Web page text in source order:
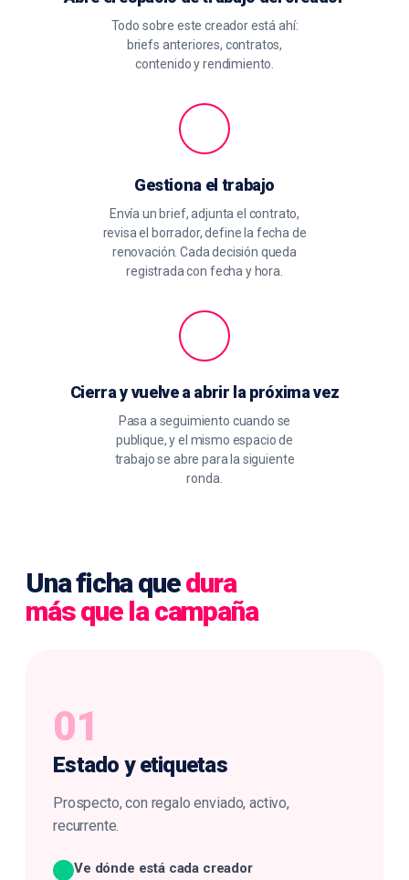
Todo sobre este creador está ahí:
briefs anteriores, contratos,
contenido y rendimiento.
Gestiona el trabajo
Envía un brief, adjunta el contrato,
revisa el borrador, define la fecha de
renovación. Cada decisión queda
registrada con fecha y hora.
Cierra y vuelve a abrir la próxima vez
Pasa a seguimiento cuando se
publique, y el mismo espacio de
trabajo se abre para la siguiente
ronda.
Una ficha quedura
más que la campaña
01
Estado yetiquetas
Prospecto, con regalo enviado, activo,
recurrente.
Ve dónde está cada creador